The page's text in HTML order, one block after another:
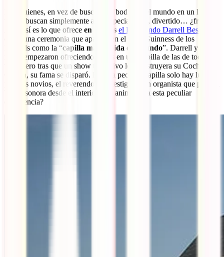
Hay quienes, en vez de buscar una boda por el mundo en un lugar
único, buscan simplemente algo especial, raro, divertido… ¿freak?
Algo así es lo que ofrece en Illinois el Reverendo Darrell Best
oficia una ceremonia que aparece en el libro Guinness de los
Récords como la “capilla más rápida del mundo”. Darrell y su
mujer empezaron ofreciendo bodas en una capilla de las de toda la
vida, pero tras que un show televisivo les construyera su Coche-
Capilla, su fama se disparó. En esta peculiar capilla solo hay lugar
para los novios, el reverendo, dos testigos y un organista que pone la
banda sonora desde el interior. ¿Te animarías a esta peculiar
experiencia?